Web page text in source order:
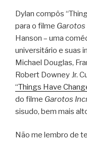
Dylan compôs
para o filme
Hanson – uma
universitário e suas
Michael Douglas,
Robert Downey Jr.
“Things Have
do filme Garotos
sisudo, bem mais
Não me lembro de